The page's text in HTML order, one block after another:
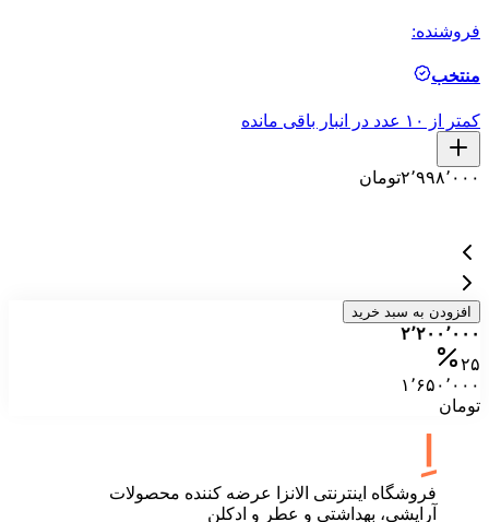
فروشنده:
منتخب
کمتر از ۱۰ عدد در انبار باقی مانده
۲٬۹۹۸٬۰۰۰تومان
افزودن به سبد خرید
۲٬۲۰۰٬۰۰۰
۲۵
۱٬۶۵۰٬۰۰۰
تومان
فروشگاه اینترنتی الانزا عرضه کننده محصولات
آرایشی، بهداشتی و عطر و ادکلن